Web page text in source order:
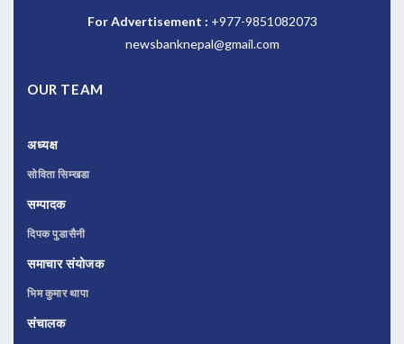
For Advertisement : +977-9851082073
newsbanknepal@gmail.com
OUR TEAM
अध्यक्ष
सोविता सिम्खडा
सम्पादक
दिपक पुडासैनी
समाचार संयोजक
भिम कुमार थापा
संचालक